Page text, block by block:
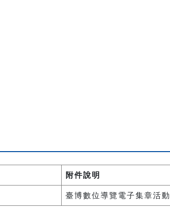
附件說明
臺博數位導覽電子集章活